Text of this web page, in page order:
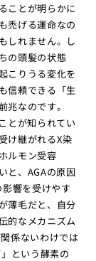
ことが明らかに
禿げる運命なの
しれません。し
の頭髪の状態
こりうる変化を
信頼できる「生
兆なのです。
とが知られてい
け継がれるX染
ルモン受容
と、AGAの原因
響を受けやす
薄毛だと、自分
的なメカニズム
係ないわけでは
という酵素の